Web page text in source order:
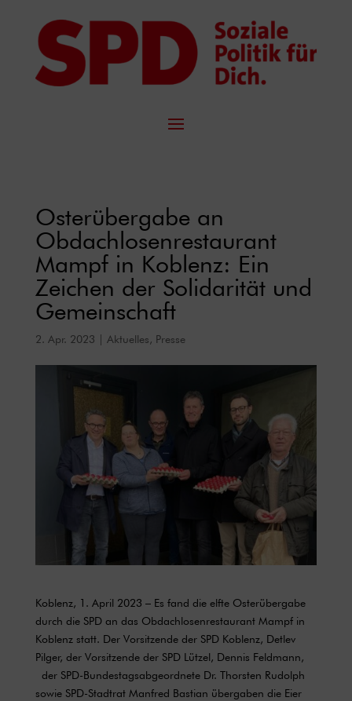
Osterübergabe an
Obdachlosenrestaurant
Mampf in Koblenz: Ein
Zeichen der Solidarität und
Gemeinschaft
2. Apr. 2023 Aktuelles, Presse
Koblenz, 1. April 2023 – Es fand die elfte Osterübergabe
durch die SPD an das Obdachlosenrestaurant Mampf in
Koblenz statt. Der Vorsitzende der SPD Koblenz, Detlev
Pilger, der Vorsitzende der SPD Lützel, Dennis Feldmann,
der SPD-Bundestagsabgeordnete Dr. Thorsten Rudolph
sowie SPD-Stadtrat Manfred Bastian übergaben die Eier